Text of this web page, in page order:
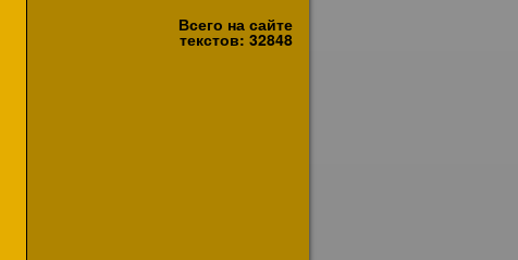
Всего на сайте
текстов: 32848